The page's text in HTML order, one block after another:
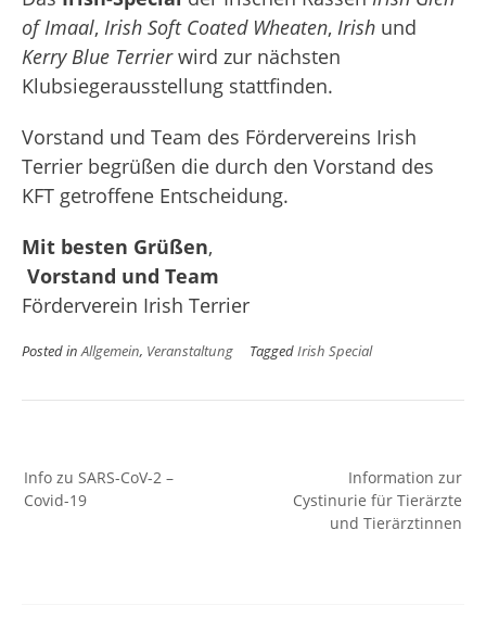
of Imaal, Irish Soft Coated Wheaten, Irish und
Kerry Blue Terrierwird zur nächsten
Klubsiegerausstellung stattfinden.
Vorstand und Team des Fördervereins Irish
Terrier begrüßen die durch den Vorstand des
KFT getroffene Entscheidung.
Mit besten Grüßen,
Vorstand und Team
Förderverein Irish Terrier
Posted inAllgemein, Veranstaltung TaggedIrish Special
Information zur
Cystinurie für Tierärzte
und Tierärztinnen
Info zu SARS-CoV-2 –
Covid-19